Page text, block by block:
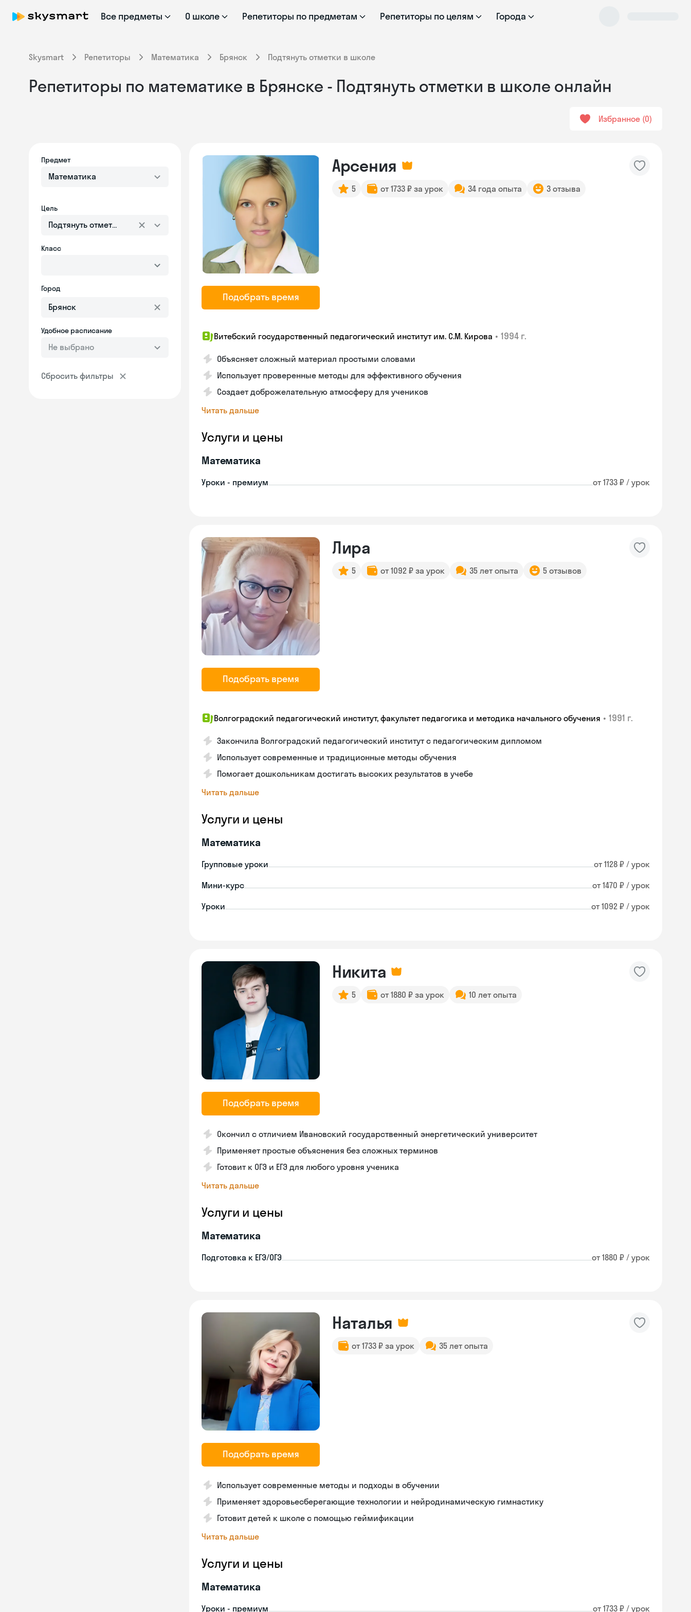
Все предметы О школе Репетиторы по предметам Репетиторы по целям Города
Skysmart Репетиторы Математика Брянск Подтянуть отметки в школе
Репетиторы по математике в Брянске - Подтянуть отметки в школе онлайн
Избранное 0
Предмет
Математика
Цель
Подтянуть отметки в школе
Класс
Город
Удобное расписание
Не выбрано
Сбросить фильтры
Подобрать время
Арсения
5 от 1733 ₽ за урок 34 года опыта 3 отзыва
Витебский государственный педагогический институт им. С.М. Кирова • 1994 г.
Объясняет сложный материал простыми словами
Использует проверенные методы для эффективного обучения
Создает доброжелательную атмосферу для учеников
Читать дальше
Услуги и цены
Математика
Уроки - премиум от 1733 ₽ / урок
Подобрать время
Лира
5 от 1092 ₽ за урок 35 лет опыта 5 отзывов
Волгоградский педагогический институт, факультет педагогика и методика начального обучения • 1991 г.
Закончила Волгоградский педагогический институт с педагогическим дипломом
Использует современные и традиционные методы обучения
Помогает дошкольникам достигать высоких результатов в учебе
Читать дальше
Услуги и цены
Математика
Групповые уроки от 1128 ₽ / урок
Мини-курс от 1470 ₽ / урок
Уроки от 1092 ₽ / урок
Подобрать время
Никита
5 от 1880 ₽ за урок 10 лет опыта
Окончил с отличием Ивановский государственный энергетический университет
Применяет простые объяснения без сложных терминов
Готовит к ОГЭ и ЕГЭ для любого уровня ученика
Читать дальше
Услуги и цены
Математика
Подготовка к ЕГЭ/ОГЭ от 1880 ₽ / урок
Подобрать время
Наталья
от 1733 ₽ за урок 35 лет опыта
Использует современные методы и подходы в обучении
Применяет здоровьесберегающие технологии и нейродинамическую гимнастику
Готовит детей к школе с помощью геймификации
Читать дальше
Услуги и цены
Математика
Уроки - премиум от 1733 ₽ / урок